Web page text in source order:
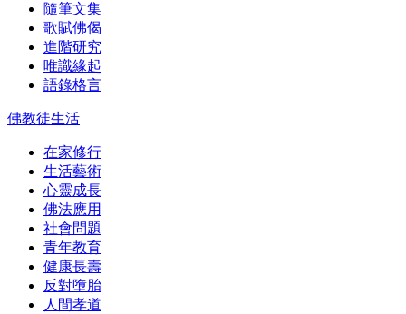
隨筆文集
歌賦佛偈
進階研究
唯識緣起
語錄格言
佛教徒生活
在家修行
生活藝術
心靈成長
佛法應用
社會問題
青年教育
健康長壽
反對墮胎
人間孝道